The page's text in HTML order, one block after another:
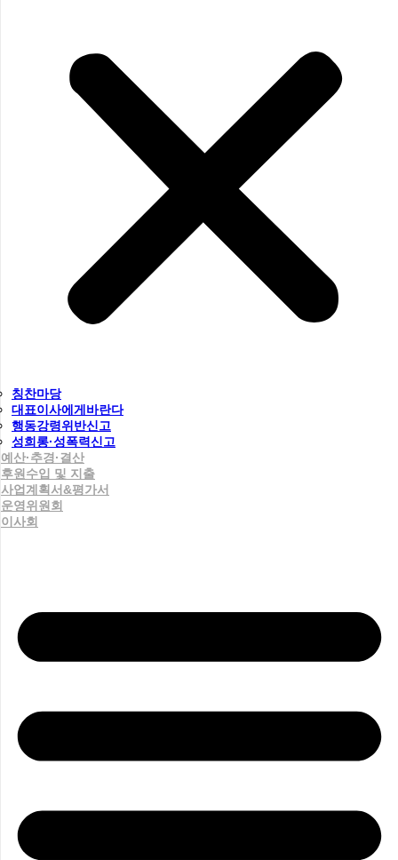
칭찬마당
대표이사에게바란다
행동강령위반신고
성희롱·성폭력신고
예산·추경·결산
후원수입 및 지출
사업계획서&평가서
운영위원회
이사회